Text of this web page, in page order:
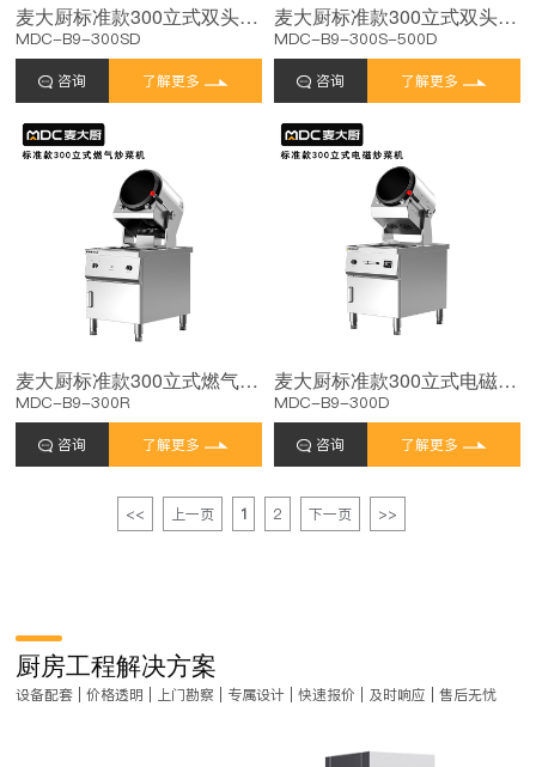
麦大厨标准款300立式双头电磁商用炒菜机
MDC-B9-300SD
咨询 了解更多
麦大厨标准款300立式双头炒菜机500单头电磁小炒炉
MDC-B9-300S-500D
咨询 了解更多
麦大厨标准款300立式燃气商用炒菜机
MDC-B9-300R
咨询 了解更多
麦大厨标准款300立式电磁商用炒菜机
MDC-B9-300D
咨询 了解更多
<< 上一页 1 2 下一页 >>
厨房工程解决方案
设备配套 | 价格透明 | 上门勘察 | 专属设计 | 快速报价 | 及时响应 | 售后无忧